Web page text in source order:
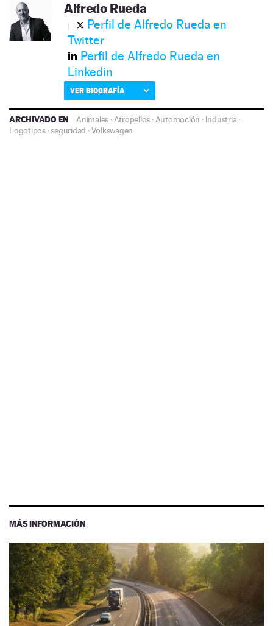
Alfredo Rueda
Perfil de Alfredo Rueda en
Twitter
Perfil de Alfredo Rueda en
Linkedin
VER BIOGRAFÍA
ARCHIVADO EN Animales · Atropellos · Automoción · Industria·
Logotipos·seguridad ·Volkswagen
MÁS INFORMACIÓN